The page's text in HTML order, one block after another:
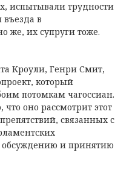
испытывали трудности
в
же, их супруги тоже.
Кроули, Генри Смит,
который
потомкам чагоссиан.
что оно рассмотрит этот
связанных с
обсуждению и принятию